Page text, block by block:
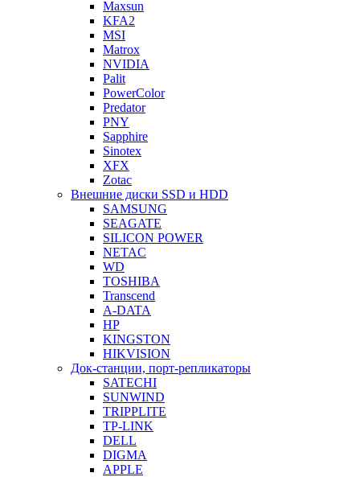
Maxsun
KFA2
MSI
Matrox
NVIDIA
Palit
PowerColor
Predator
PNY
Sapphire
Sinotex
XFX
Zotac
Внешние диски SSD и HDD
SAMSUNG
SEAGATE
SILICON POWER
NETAC
WD
TOSHIBA
Transcend
A-DATA
HP
KINGSTON
HIKVISION
Док-станции, порт-репликаторы
SATECHI
SUNWIND
TRIPPLITE
TP-LINK
DELL
DIGMA
APPLE